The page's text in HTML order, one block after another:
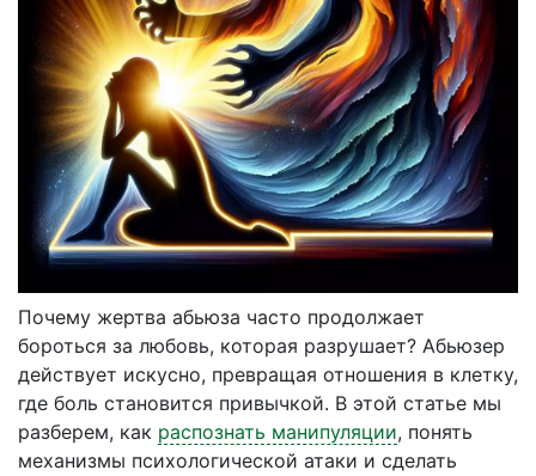
Почему жертва абьюза часто продолжает
бороться за любовь, которая разрушает? Абьюзер
действует искусно, превращая отношения в клетку,
где боль становится привычкой. В этой статье мы
разберем, как распознать манипуляции, понять
механизмы психологической атаки и сделать